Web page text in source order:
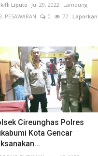
Liputo Jul 29, 2022
Lampung
PESAWARAN
0 77Laporkan
Cireunghas Polres
Kota Gencar